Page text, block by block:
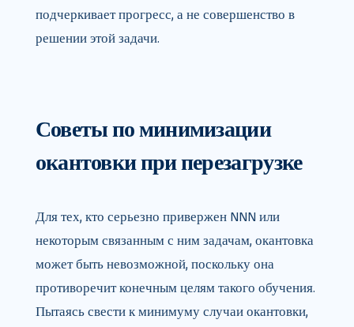
подчеркивает прогресс, а не совершенство в
решении этой задачи.
Советы по минимизации
окантовки при перезагрузке
Для тех, кто серьезно привержен NNN или
некоторым связанным с ним задачам, окантовка
может быть невозможной, поскольку она
противоречит конечным целям такого обучения.
Пытаясь свести к минимуму случаи окантовки,